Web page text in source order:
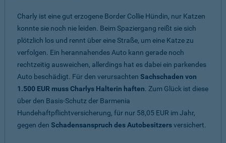
Charly ist eine gut erzogene Border Collie Hündin, nur Katzen
konnte sie noch nie leiden. Beim Spaziergang reißt sie sich
plötzlich los und rennt über eine Straße, um eine Katze zu
verfolgen. Ein herannahendes Auto kann gerade noch
rechtzeitig ausweichen, allerdings hat es dabei ein parkendes
Auto beschädigt. Für den verursachten Sachschaden von
1.500 EUR muss Charlys Halterin haften. Zum Glück ist diese
über den Basis-Schutz der Barmenia
Hundehaftpflichtversicherung, für nur 58,05 EUR im Jahr,
gegen den Schadensanspruch des Autobesitzersversichert.